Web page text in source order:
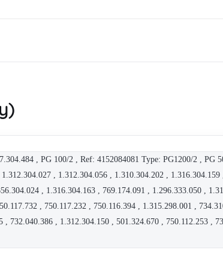
, PG 100/2 , Ref: 4152084081 Type: PG1200/2 ,
, 1.312.304.056 , 1.310.304.202 ,
, 1.316.304.163 , 769.174.091 , 1.296.333.050 ,
, 750.117.232 , 750.116.394 , 1.315.298.001 ,
732.040.386 , 1.312.304.150 , 501.324.670 , 750.112.253 ,